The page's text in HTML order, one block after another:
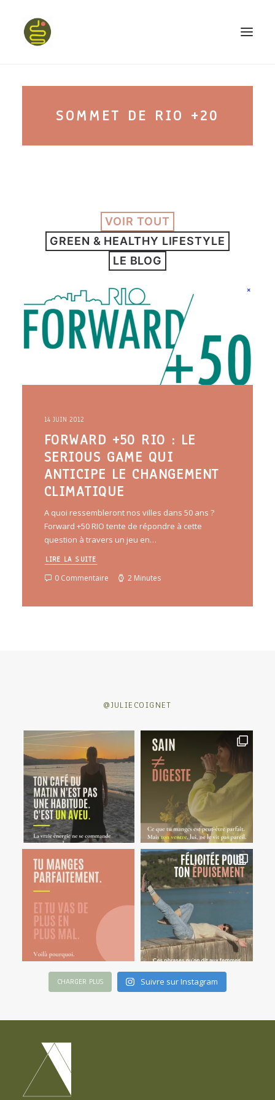
PROGRAMME HAPPY BELLY
CONFÉRENCES
podcast kinoa
YOGA
faire le quiz
Recherche
SOMMET DE RIO +20
VOIR TOUT
GREEN & HEALTHY LIFESTYLE
LE BLOG
14 JUIN 2012
FORWARD +50 RIO : LE
SERIOUS GAME QUI
ANTICIPE LE CHANGEMENT
CLIMATIQUE
A quoi ressembleront nos villes dans 50 ans ?
Forward +50 RIO tente de répondre à cette
question à travers un jeu en…
LIRE LA SUITE
0 Commentaire 2 Minutes
@JULIECOIGNET
CHARGER PLUS Suivre sur Instagram